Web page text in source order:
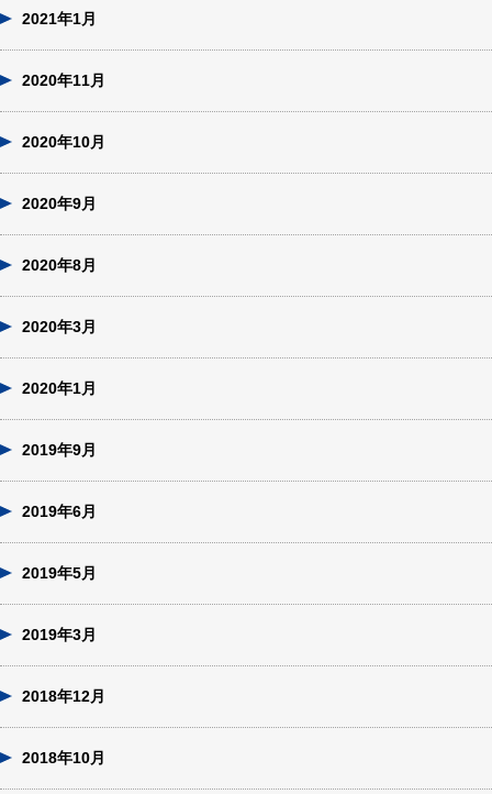
2021年1月
2020年11月
2020年10月
2020年9月
2020年8月
2020年3月
2020年1月
2019年9月
2019年6月
2019年5月
2019年3月
2018年12月
2018年10月